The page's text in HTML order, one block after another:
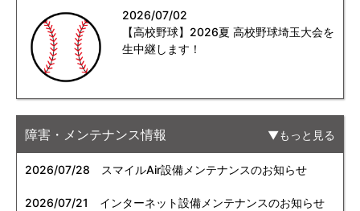
2026/07/02
【高校野球】2026夏 高校野球埼玉大会を
生中継します！
障害・メンテナンス情報 もっと見る
2026/07/28 スマイルAir設備メンテナンスのお知らせ
2026/07/21
インターネット設備メンテナンスのお知らせ